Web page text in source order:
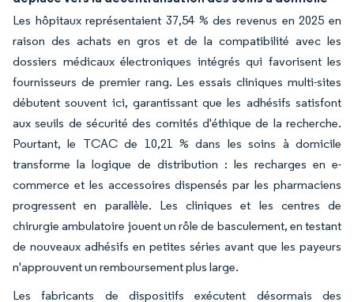
Les hôpitaux représentaient 37,54 % des revenus en 2025 en
raison des achats en gros et de la compatibilité avec les
dossiers médicaux électroniques intégrés qui favorisent les
fournisseurs de premier rang. Les essais cliniques multi-sites
débutent souvent ici, garantissant que les adhésifs satisfont
aux seuils de sécurité des comités d'éthique de la recherche.
Pourtant, le TCAC de 10,21 % dans les soins à domicile
transforme la logique de distribution : les recharges en e-
commerce et les accessoires dispensés par les pharmaciens
progressent en parallèle. Les cliniques et les centres de
chirurgie ambulatoire jouent un rôle de basculement, en testant
de nouveaux adhésifs en petites séries avant que les payeurs
n'approuvent un remboursement plus large.
Les fabricants de dispositifs exécutent désormais des